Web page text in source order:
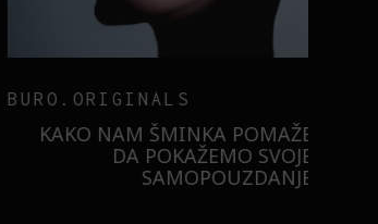
BURO.ORIGINALS
KAKO NAM ŠMINKA POMAŽE
DA POKAŽEMO SVOJE
SAMOPOUZDANJE